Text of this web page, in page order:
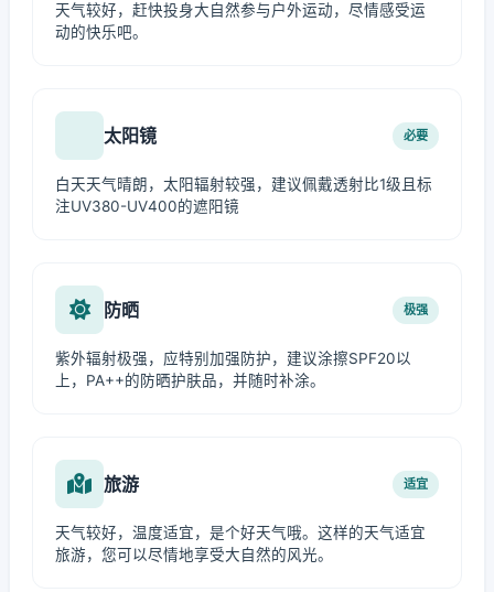
天气较好，赶快投身大自然参与户外运动，尽情感受运
动的快乐吧。
太阳镜 必要
白天天气晴朗，太阳辐射较强，建议佩戴透射比1级且标
注UV380-UV400的遮阳镜
防晒 极强
紫外辐射极强，应特别加强防护，建议涂擦SPF20以
上，PA++的防晒护肤品，并随时补涂。
旅游 适宜
天气较好，温度适宜，是个好天气哦。这样的天气适宜
旅游，您可以尽情地享受大自然的风光。